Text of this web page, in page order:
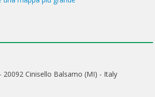
20092 Cinisello Balsamo (MI) - Italy